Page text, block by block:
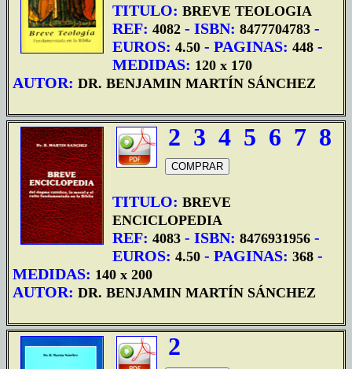
TITULO: BREVE TEOLOGIA
REF: 4082 - ISBN: 8477704783 -
EUROS: 4.50 - PAGINAS: 448 -
MEDIDAS: 120 x 170
AUTOR: DR. BENJAMIN MARTÍN SÁNCHEZ
2 3 4 5 6 7 8
TITULO: BREVE
ENCICLOPEDIA
REF: 4083 - ISBN: 8476931956 -
EUROS: 4.50 - PAGINAS: 368 -
MEDIDAS: 140 x 200
AUTOR: DR. BENJAMIN MARTÍN SÁNCHEZ
2